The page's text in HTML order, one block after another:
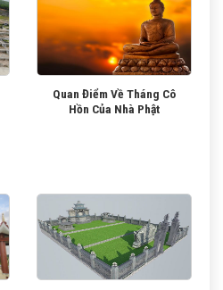
Quan Điểm Về Tháng Cô
Hồn Của Nhà Phật